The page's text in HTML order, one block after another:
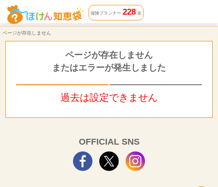
ページが存在しません | ほけん知恵袋
保険プランナー 228名
ページが存在しません
ページが存在しません
またはエラーが発生しました
過去は設定できません
OFFICIAL SNS